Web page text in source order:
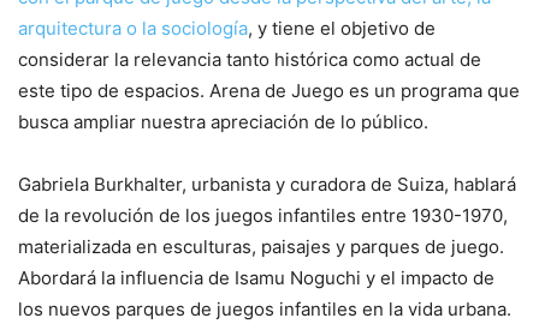
arquitectura o la sociología, y tiene el objetivo de
considerar la relevancia tanto histórica como actual de
este tipo de espacios. Arena de Juego es un programa que
busca ampliar nuestra apreciación de lo público.
Gabriela Burkhalter, urbanista y curadora de Suiza, hablará
de la revolución de los juegos infantiles entre 1930-1970,
materializada en esculturas, paisajes y parques de juego.
Abordará la influencia de Isamu Noguchi y el impacto de
los nuevos parques de juegos infantiles en la vida urbana.